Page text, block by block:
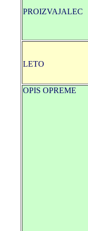
PROIZVAJALEC
LETO
OPIS OPREME